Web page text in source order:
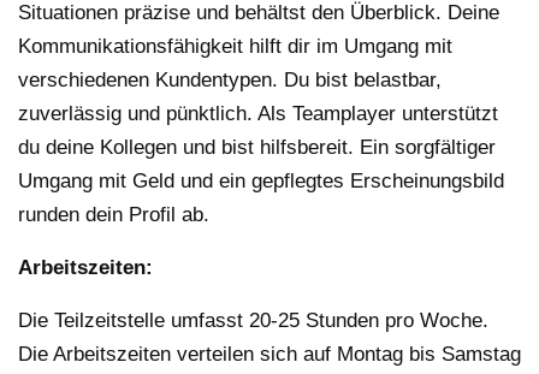
Situationen präzise und behältst den Überblick. Deine
Kommunikationsfähigkeit hilft dir im Umgang mit
verschiedenen Kundentypen. Du bist belastbar,
zuverlässig und pünktlich. Als Teamplayer unterstützt
du deine Kollegen und bist hilfsbereit. Ein sorgfältiger
Umgang mit Geld und ein gepflegtes Erscheinungsbild
runden dein Profil ab.
Arbeitszeiten:
Die Teilzeitstelle umfasst 20-25 Stunden pro Woche.
Die Arbeitszeiten verteilen sich auf Montag bis Samstag